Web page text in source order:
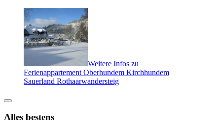
Weitere Infos zu
Ferienappartement Oberhundem Kirchhundem
Sauerland Rothaarwandersteig
Alles bestens